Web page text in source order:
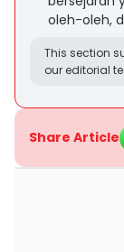
oleh-oleh,
This section
our editorial
Share Article